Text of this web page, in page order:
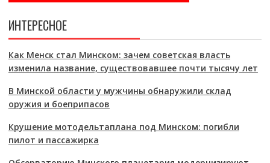
ИНТЕРЕСНОЕ
Как Менск стал Минском: зачем советская власть
изменила название, существовавшее почти тысячу лет
В Минской области у мужчины обнаружили склад
оружия и боеприпасов
Крушение мотодельтаплана под Минском: погибли
пилот и пассажирка